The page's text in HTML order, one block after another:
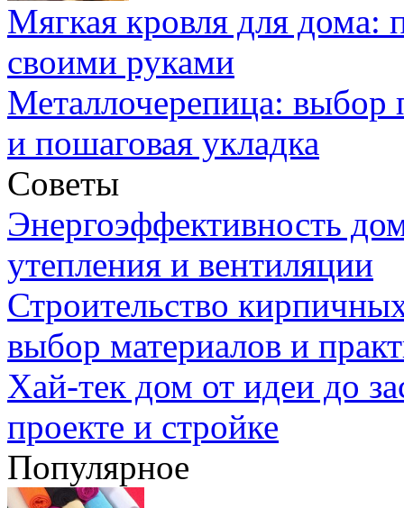
Мягкая кровля для
своими руками
Металлочерепица: выбор
и пошаговая укладка
Советы
Энергоэффективность
утепления и вентиляции
Строительство
выбор материалов и
Хай-тек дом от идеи до
проекте и стройке
Популярное